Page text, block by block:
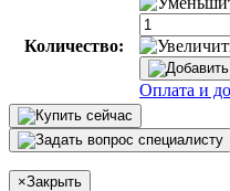
Количество:
Оплата и
×Закрыть